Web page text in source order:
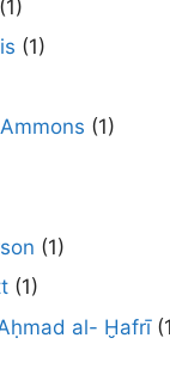
(1)
(1)
(1)
(1)
(1)
al- Ḫafrī